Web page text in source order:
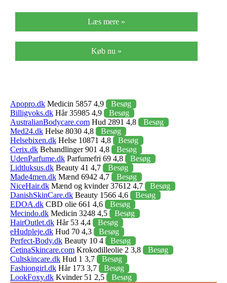
Læs mere »
Køb nu »
Apopro.dk Medicin 5857 4,9
Besøg
Billigvoks.dk Hår 35985 4,9
Besøg
AustralianBodycare.com Hud 2891 4,8
Besøg
Med24.dk Helse 8030 4,8
Besøg
Helsebixen.dk Helse 10871 4,8
Besøg
Cerix.dk Behandlinger 901 4,8
Besøg
UdenParfume.dk Parfumefri 69 4,8
Besøg
Lidtluksus.dk Beauty 41 4,7
Besøg
Made4men.dk Mænd 6942 4,7
Besøg
NiceHair.dk Mænd og kvinder 37612 4,7
Besøg
DanishSkinCare.dk Beauty 1566 4,6
Besøg
EDOA.dk CBD olie 661 4,6
Besøg
Mecindo.dk Medicin 3248 4,5
Besøg
HairOutlet.dk Hår 53 4,4
Besøg
eHudpleje.dk Hud 70 4,3
Besøg
Perfect-Body.dk Beauty 10 4
Besøg
CetinaSkincare.com Krokodilleolie 2 3,8
Besøg
Cultskincare.dk Hud 1 3,7
Besøg
Fashiongirl.dk Hår 173 3,7
Besøg
LookFoxy.dk Kvinder 51 2,5
Besøg